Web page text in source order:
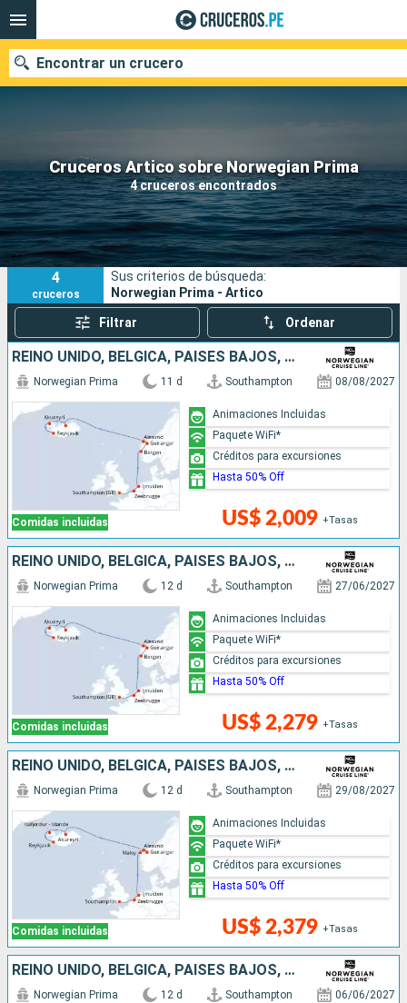
Cruceros Artico sobre Norwegian Prima
4 cruceros encontrados
Encontrar un crucero
Nuestros destinos
Fecha de salida
Puertos Compañías
Buscar
4
cruceros
Sus criterios de búsqueda:
Norwegian Prima - Artico
Filtrar Ordenar
REINO UNIDO, BÉLGICA, PAISES BAJOS, NORUEGA, ISLANDIA
Comidas incluidas
Norwegian Prima 11 d Southampton 08/08/2027
US$ 2,009 +Tasas
Animaciones Incluidas
Paquete WiFi*
Créditos para excursiones
Hasta 50% Off
REINO UNIDO, BÉLGICA, PAISES BAJOS, NORUEGA, ISLANDIA
Comidas incluidas
Norwegian Prima 12 d Southampton 27/06/2027
US$ 2,279 +Tasas
Animaciones Incluidas
Paquete WiFi*
Créditos para excursiones
Hasta 50% Off
REINO UNIDO, BÉLGICA, PAISES BAJOS, NORUEGA, ISLANDIA
Comidas incluidas
Norwegian Prima 12 d Southampton 29/08/2027
US$ 2,379 +Tasas
Animaciones Incluidas
Paquete WiFi*
Créditos para excursiones
Hasta 50% Off
REINO UNIDO, BÉLGICA, PAISES BAJOS, NORUEGA, ISLANDIA
Norwegian Prima 12 d Southampton 06/06/2027